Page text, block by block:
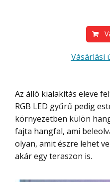
Az álló kialakítás eleve feltűnőbbé teszi, a két nagy
RGB LED gyűrű pedig
környezetben külön
fajta hangfal, ami
olyan, amit észre lehet
akár egy teraszon is.